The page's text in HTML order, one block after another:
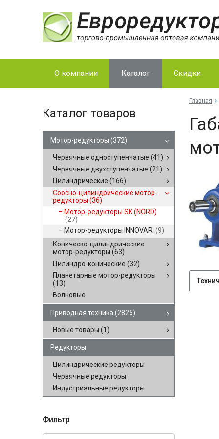
О компании Каталог Скидки
Каталог товаров
Мотор-редукторы (372)
Червячные одноступенчатые (41)
Червячные двухступенчатые (21)
Цилиндрические (166)
Соосно-цилиндрические мотор-
редукторы (36)
Мотор-редукторы SK (NORD)
(27)
Мотор-редукторы INNOVARI (9)
Коническо-цилиндрические
мотор-редукторы (63)
Цилиндро-конические (32)
Планетарные мотор-редукторы
(13)
Волновые
Приводная техника (2825)
Новые товары (1)
Редукторы
Цилиндрические редукторы
Червячные редукторы
Индустриальные редукторы
Фильтр
Главная